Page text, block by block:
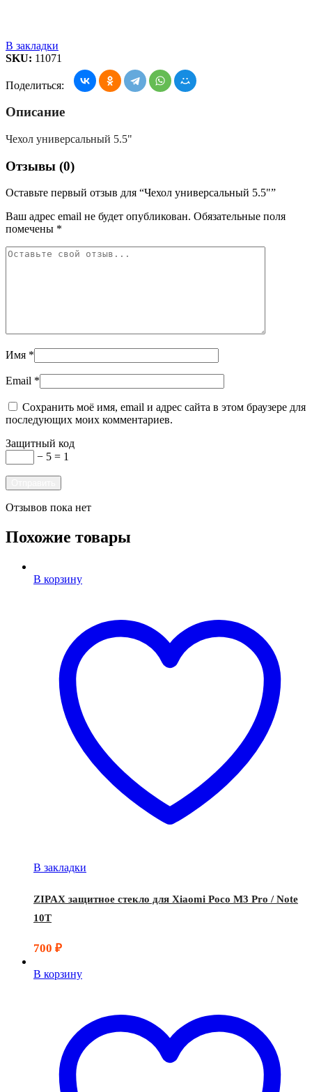
В закладки
SKU: 11071
Поделиться:
Описание
Чехол универсальный 5.5"
Отзывы (0)
Оставьте первый отзыв для “Чехол универсальный 5.5"”
Ваш адрес email не будет опубликован. Обязательные поля
помечены *
Имя *
Email *
Сохранить моё имя, email и адрес сайта в этом браузере для
последующих моих комментариев.
Защитный код
− 5 = 1
Отзывов пока нет
Похожие товары
В корзину
В закладки
ZIPAX защитное стекло для Xiaomi Poco M3 Pro / Note
10T
700 ₽
В корзину